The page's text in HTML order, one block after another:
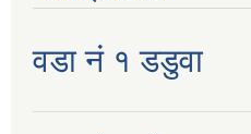
वडा नं १ डडुवा